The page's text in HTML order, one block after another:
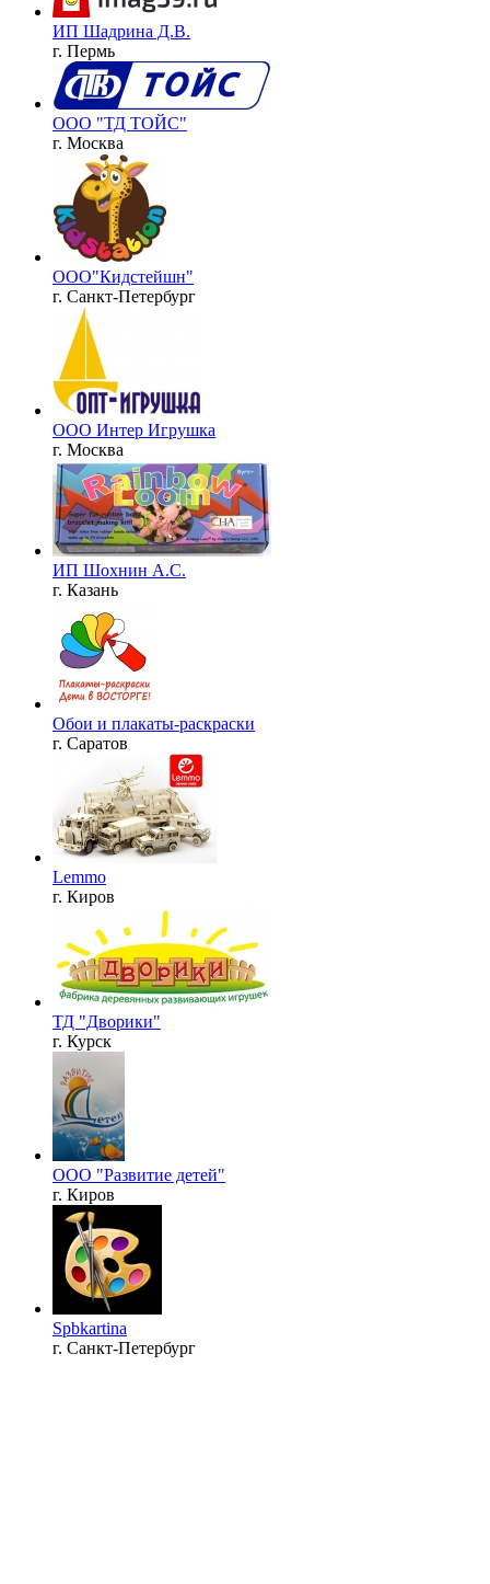
ИП Шадрина Д.В.
г. Пермь
ООО "ТД ТОЙС"
г. Москва
ООО"Кидстейшн"
г. Санкт-Петербург
ООО Интер Игрушка
г. Москва
ИП Шохнин А.С.
г. Казань
Обои и плакаты-раскраски
г. Саратов
Lemmo
г. Киров
ТД "Дворики"
г. Курск
ООО "Развитие детей"
г. Киров
Spbkartina
г. Санкт-Петербург